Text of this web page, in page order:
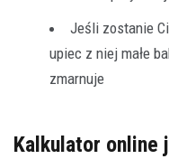
Jeśli zostanie
upiec z niej małe
zmarnuje
Kalkulator online